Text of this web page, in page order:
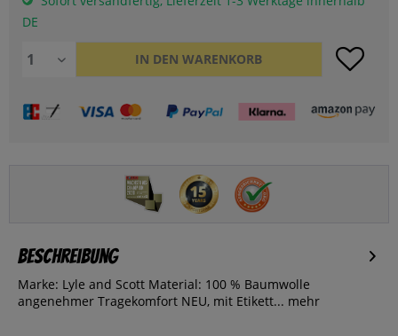
DE
IN DEN WARENKORB
Beschreibung
Marke: Lyle and Scott Material: 100 % Baumwolle
angenehmer Tragekomfort NEU, mit Etikett... mehr